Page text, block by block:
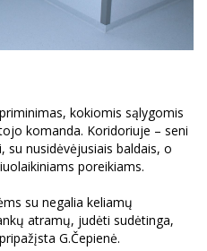
kokiomis sąlygomis
komanda. Koridoriuje – seni
su nusidėvėjusiais baldais, o
poreikiams.
su negalia keliamų
atramų, judėti sudėtinga,
G.Čepienė.